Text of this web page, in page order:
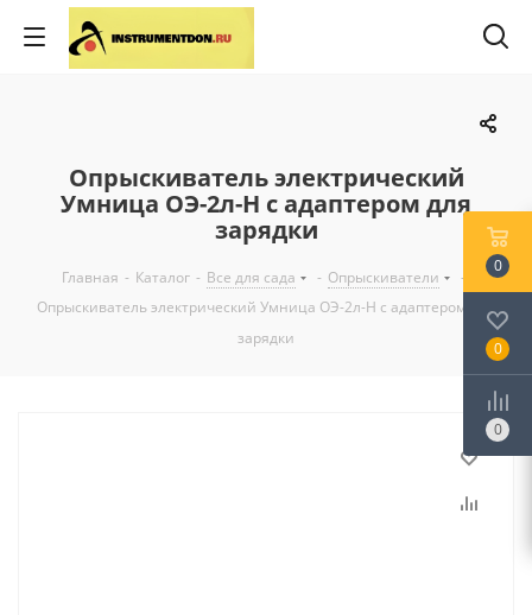
Опрыскиватель электрический
Умница ОЭ-2л-Н с адаптером для
зарядки
Главная - Каталог - Все для сада - Опрыскиватели
-
Опрыскиватель электрический Умница ОЭ-2л-Н с адаптером для
зарядки
0
0
0